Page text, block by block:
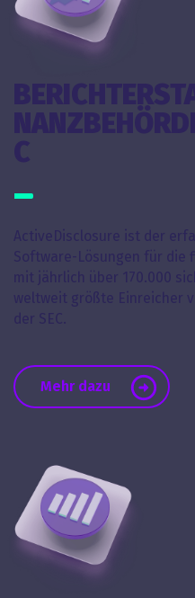
C
ActiveDisclosure ist der
Software-Lösungen für die
mit jährlich über 170.000
weltweit größte Einreicher
der SEC.
Mehr dazu